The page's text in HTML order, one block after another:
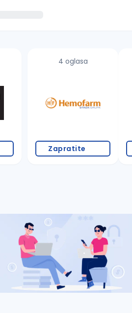
4 oglasa
Zapratite